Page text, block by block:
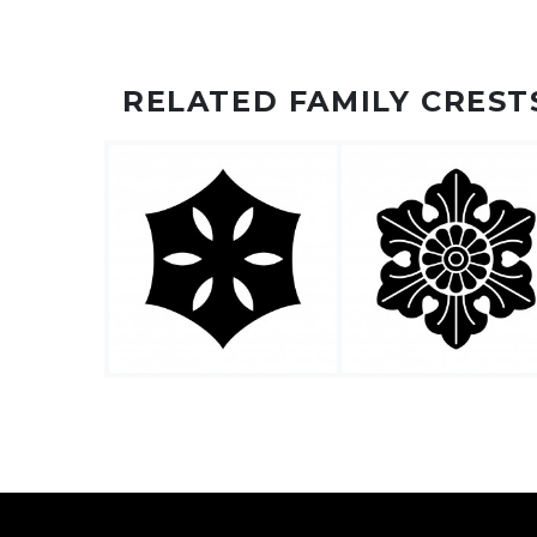
RELATED FAMILY